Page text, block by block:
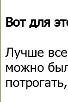
Вот для
Лучше
можно